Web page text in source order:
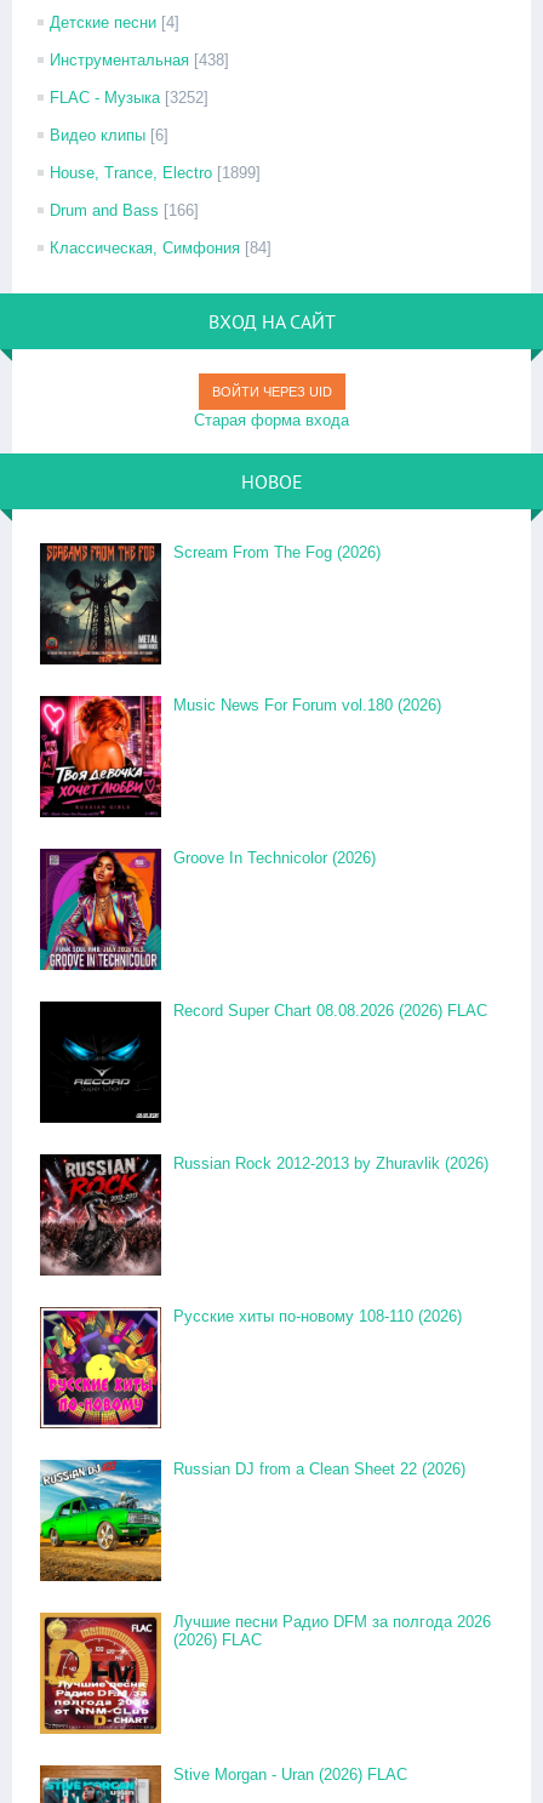
Детские песни [4]
Инструментальная [438]
FLAC - Музыка [3252]
Видео клипы [6]
House, Trance, Electro [1899]
Drum and Bass [166]
Классическая, Симфония [84]
ВХОД НА САЙТ
ВОЙТИ ЧЕРЕЗ UID
Старая форма входа
НОВОЕ
Scream From The Fog (2026)
Music News For Forum vol.180 (2026)
Groove In Technicolor (2026)
Record Super Chart 08.08.2026 (2026) FLAC
Russian Rock 2012-2013 by Zhuravlik (2026)
Русские хиты по-новому 108-110 (2026)
Russian DJ from a Clean Sheet 22 (2026)
Лучшие песни Радио DFM за полгода 2026
(2026) FLAC
Stive Morgan - Uran (2026) FLAC